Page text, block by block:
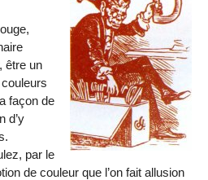
être un
façon de
d’y
par le
de couleur que l’on fait allusion